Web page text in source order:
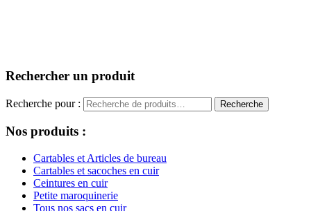
Rechercher un produit
Recherche pour : Recherche
Nos produits :
Cartables et Articles de bureau
Cartables et sacoches en cuir
Ceintures en cuir
Petite maroquinerie
Tous nos sacs en cuir